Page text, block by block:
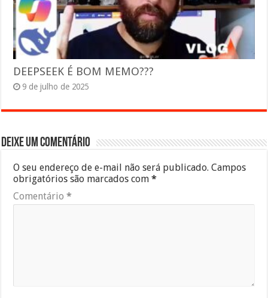
DEEPSEEK É BOM MEMO???
9 de julho de 2025
Deixe um comentário
O seu endereço de e-mail não será publicado. Campos
obrigatórios são marcados com*
Comentário*